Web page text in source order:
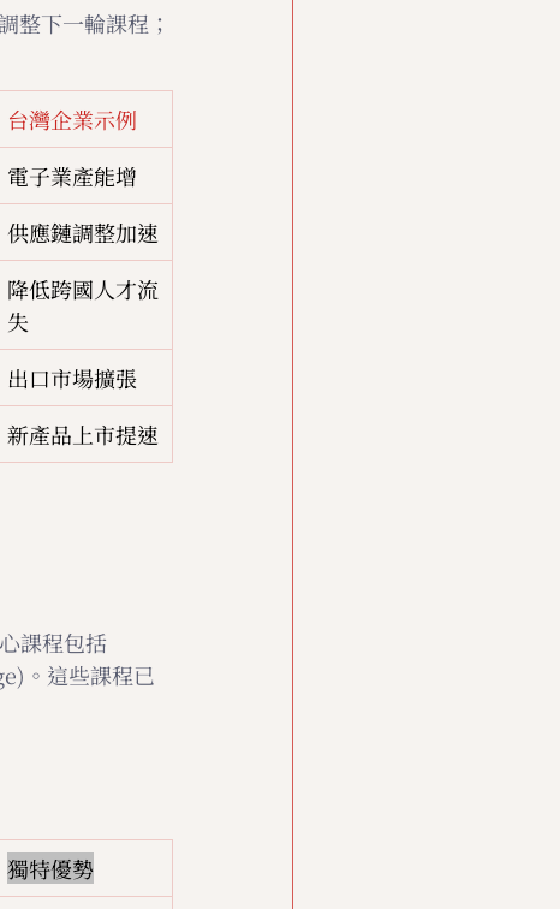
整下一輪課程；
台灣企業示例
電子業產能增
供應鏈調整加速
降低跨國人才流
失
出口市場擴張
新產品上市提速
課程包括
。這些課程已
獨特優勢